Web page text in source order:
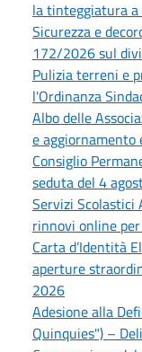
la tinteggiatura a
Sicurezza e
172/2026 sul
Pulizia terreni e
l'Ordinanza
Albo delle
e aggiornamento
Consiglio
seduta del 4
Servizi
rinnovi online
Carta d’Identità
aperture
2026
Adesione alla
Quinquies") –